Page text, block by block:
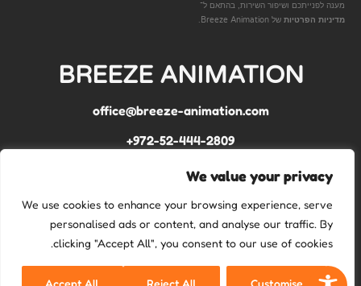
We value your privacy
We use cookies to enhance your browsing experience, serve
personalised ads or content, and analyse our traffic. By
clicking "Accept All", you consent to our use of cookies.
Customise
Reject All
Accept All
מענה לפנייתכם ושיפור השירות, בהתאם ל־
מדיניות הפרטיות של Breeze Animation.
BREEZE ANIMATION
office@breeze-animation.com
972-52-444-2809+